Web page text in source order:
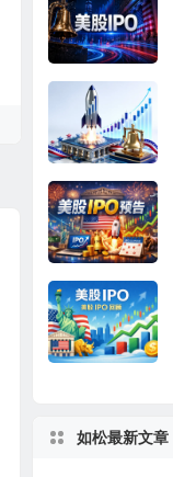
如松最新文章